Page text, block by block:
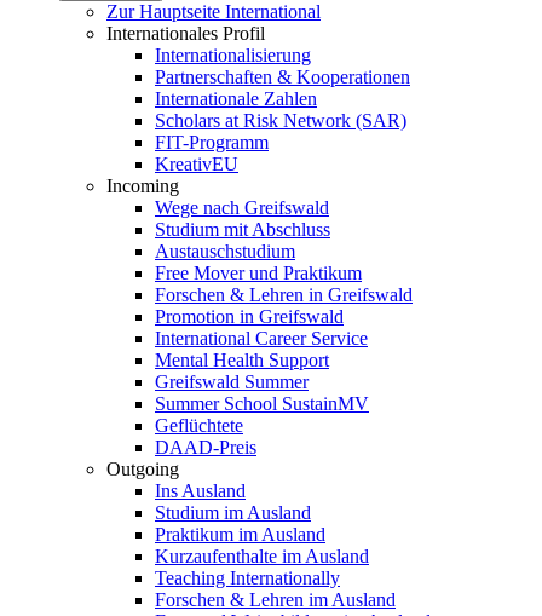
Zur Hauptseite International
Internationales Profil
Internationalisierung
Partnerschaften & Kooperationen
Internationale Zahlen
Scholars at Risk Network (SAR)
FIT-Programm
KreativEU
Incoming
Wege nach Greifswald
Studium mit Abschluss
Austauschstudium
Free Mover und Praktikum
Forschen & Lehren in Greifswald
Promotion in Greifswald
International Career Service
Mental Health Support
Greifswald Summer
Summer School SustainMV
Geflüchtete
DAAD-Preis
Outgoing
Ins Ausland
Studium im Ausland
Praktikum im Ausland
Kurzaufenthalte im Ausland
Teaching Internationally
Forschen & Lehren im Ausland